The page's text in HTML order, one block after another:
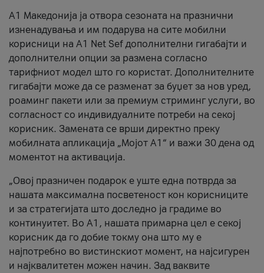
А1 Македонија ја отвора сезоната на празнични
изненадувања и им подарува на сите мобилни
корисници на A1 Net Sef дополнителни гигабајти и
дополнителни опции за размена согласно
тарифниот модел што го користат. Дополнителните
гигабајти може да се разменат за буџет за нов уред,
роаминг пакети или за премиум стриминг услуги, во
согласност со индивидуалните потреби на секој
корисник. Замената се врши директно преку
мобилната апликација „Мојот А1“ и важи 30 дена од
моментот на активација.
„Овој празничен подарок е уште една потврда за
нашата максимална посветеност кон корисниците
и за стратегијата што доследно ја градиме во
континуитет. Во А1, нашата примарна цел е секој
корисник да го добие токму она што му е
најпотребно во вистинскиот момент, на најсигурен
и најквалитетен можен начин. Зад ваквите